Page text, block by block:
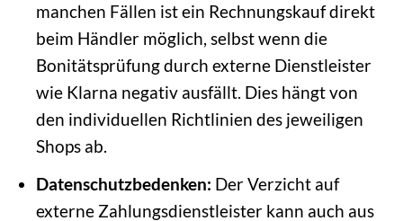
manchen Fällen ist ein Rechnungskauf direkt
beim Händler möglich, selbst wenn die
Bonitätsprüfung durch externe Dienstleister
wie Klarna negativ ausfällt. Dies hängt von
den individuellen Richtlinien des jeweiligen
Shops ab.
Datenschutzbedenken: Der Verzicht auf
externe Zahlungsdienstleister kann auch aus